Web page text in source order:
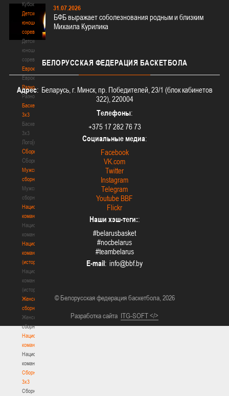
Кубок
Детско-
юношеские
соревнования
Детско-
юношеские
соревнования
Еврокубки
Еврокубки
Разное
Разное
Баскетбол
3х3
Баскетбол
3х3
Лого[modid=121]
Сборные
Сборные
Мужские
сборные
Мужские
сборные
Национальная
команда
Национальная
команда
Национальная
команда
(история)
Национальная
команда
(история)
Женские
сборные
Женские
сборные
Национальная
команда
Национальная
команда
Сборные
3х3
Сборные
31.07.2026
БФБ выражает соболезнования родным и близким
Михаила Курилика
БЕЛОРУССКАЯ ФЕДЕРАЦИЯ БАСКЕТБОЛА
Адрес: Беларусь, г. Минск, пр. Победителей, 23/1 (блок кабинетов
322), 220004
Телефоны:
+375 17 282 76 73
Социальные медиа:
Facebook
VK.com
Twitter
Instagram
Telegram
Youtube BBF
Flickr
Наши хэш-теги::
#belarusbasket
#nocbelarus
#teambelarus
E-mail:
© Белорусская федерация баскетбола, 2026
Разработка сайта ITG-SOFT </>